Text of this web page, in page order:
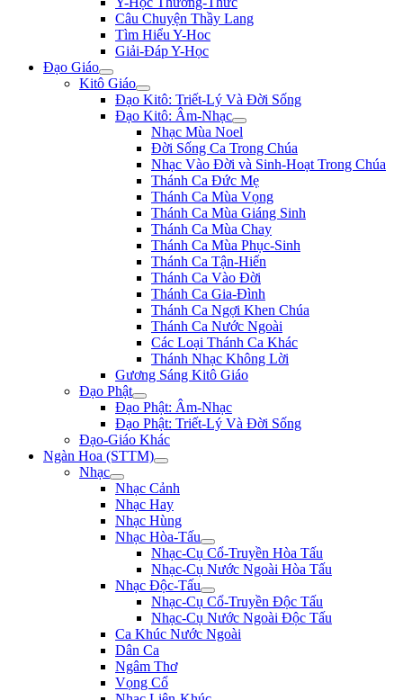
Câu Chuyện Thầy Lang
Tìm Hiểu Y-Hoc
Giải-Đáp Y-Học
Đạo Giáo
Kitô Giáo
Đạo Kitô: Triết-Lý Và Đời Sống
Đạo Kitô: Âm-Nhạc
Nhạc Mùa Noel
Đời Sống Ca Trong Chúa
Nhạc Vào Đời và Sinh-Hoạt Trong Chúa
Thánh Ca Đức Mẹ
Thánh Ca Mùa Vọng
Thánh Ca Mùa Giáng Sinh
Thánh Ca Mùa Chay
Thánh Ca Mùa Phục-Sinh
Thánh Ca Tận-Hiến
Thánh Ca Vào Đời
Thánh Ca Gia-Đình
Thánh Ca Ngợi Khen Chúa
Thánh Ca Nước Ngoài
Các Loại Thánh Ca Khác
Thánh Nhạc Không Lời
Gương Sáng Kitô Giáo
Đạo Phật
Đạo Phật: Âm-Nhạc
Đạo Phật: Triết-Lý Và Đời Sống
Đạo-Giáo Khác
Ngàn Hoa (STTM)
Nhạc
Nhạc Cảnh
Nhạc Hay
Nhạc Hùng
Nhạc Hòa-Tấu
Nhạc-Cụ Cổ-Truyền Hòa Tấu
Nhạc-Cụ Nước Ngoài Hòa Tấu
Nhạc Độc-Tấu
Nhạc-Cụ Cổ-Truyền Độc Tấu
Nhạc-Cụ Nước Ngoài Độc Tấu
Ca Khúc Nước Ngoài
Dân Ca
Ngâm Thơ
Vọng Cổ